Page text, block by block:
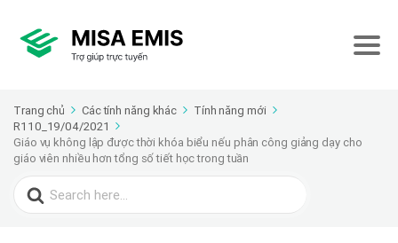
Trang chủ Các tính năng khác
Tính năng mới
R110_19/04/2021
Giáo vụ không lập được thời khóa biểu nếu phân công giảng dạy cho
giáo viên nhiều hơn tổng số tiết học trong tuần
Search
for: